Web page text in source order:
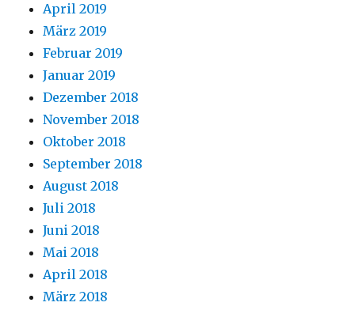
April 2019
März 2019
Februar 2019
Januar 2019
Dezember 2018
November 2018
Oktober 2018
September 2018
August 2018
Juli 2018
Juni 2018
Mai 2018
April 2018
März 2018